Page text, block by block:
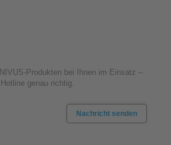
Produkten bei Ihnen im Einsatz –
genau richtig.
Nachricht senden